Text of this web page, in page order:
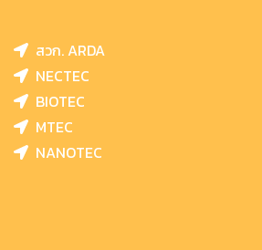
สวก. ARDA
NECTEC
BIOTEC
MTEC
NANOTEC